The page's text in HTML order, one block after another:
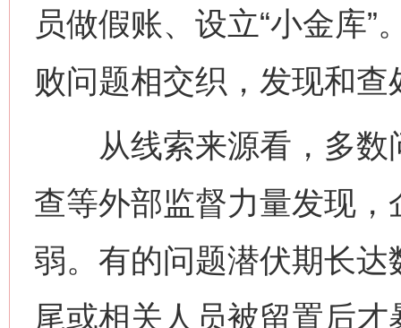
员做假账、设立“小金库
败问题相交织，发现和查
从线索来源看，多数
查等外部监督力量发现
弱。有的问题潜伏期长
尾或相关人员被留置后